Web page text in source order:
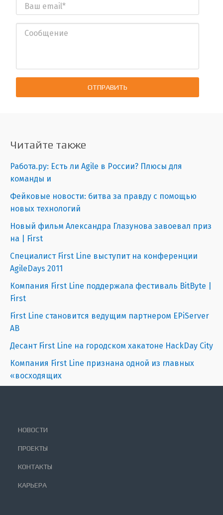
ОТПРАВИТЬ
Читайте также
Работа.ру: Есть ли Agile в России? Плюсы для
команды и
Фейковые новости: битва за правду с помощью
новых технологий
Новый фильм Александра Глазунова завоевал приз
на | First
Специалист First Line выступит на конференции
AgileDays 2011
Компания First Line поддержала фестиваль BitByte |
First
First Line становится ведущим партнером EPiServer
AB
Десант First Line на городском хакатоне HackDay City
Компания First Line признана одной из главных
«восходящих
НОВОСТИ
ПРОЕКТЫ
КОНТАКТЫ
КАРЬЕРА